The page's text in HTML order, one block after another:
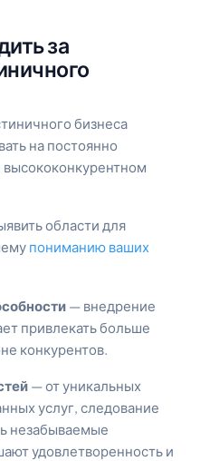
за
бизнеса
на постоянно
области для
пониманию ваших
— внедрение
привлекать больше
конкурентов.
— от уникальных
услуг, следование
незабываемые
удовлетворенность и